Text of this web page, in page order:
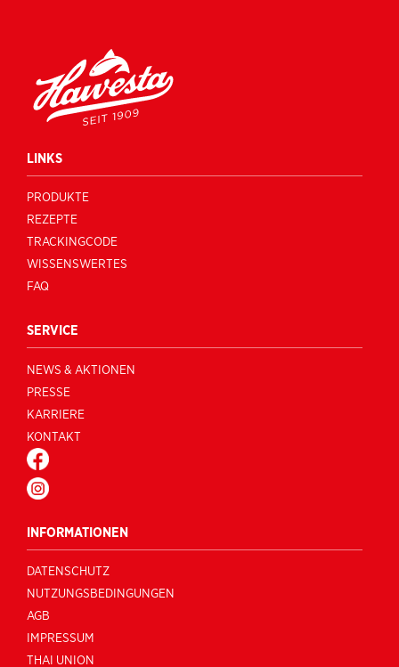
LINKS
PRODUKTE
REZEPTE
TRACKINGCODE
WISSENSWERTES
FAQ
SERVICE
NEWS & AKTIONEN
PRESSE
KARRIERE
KONTAKT
FACEBOOK
INSTAGRAM
INFORMATIONEN
DATENSCHUTZ
NUTZUNGSBEDINGUNGEN
AGB
IMPRESSUM
THAI UNION